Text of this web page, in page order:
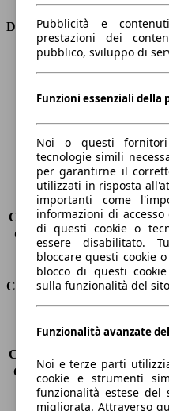
Dimensioni
Lunghezza
Altezza
Larghezza
Carico massimo
Porte
Sedili
Carico sul tetto
Capacità di traino (senza
Capacità di traino (con freni)
Volume del bagagliaio
Consumi
Consumo (urbano)
-
Consumo (extra-urbano)
Consumo (combinato)*
1.9
Classe di emissione
Capacità del serbatoio
42 l
Pubblicità e
prestazioni dei
pubblico, sviluppo di
Funzioni essenziali della
Noi o questi
tecnologie simili
per garantirne il
utilizzati in risposta
importanti come
informazioni di
di questi cookie o
essere disabilitato.
bloccare questi cookie
blocco di questi
sulla funzionalità del
Funzionalità avanzate
Noi e terze parti
cookie e strumenti
funzionalità estese del
migliorata. Attraverso